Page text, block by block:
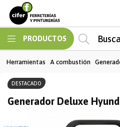
Enviar a email
PRODUCTOS
Herramientas A combustión
DESTACADO
Generador Deluxe